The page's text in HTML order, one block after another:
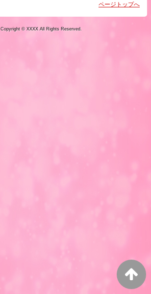
ページトップへ
Copyright © XXXX All Rights Reserved.